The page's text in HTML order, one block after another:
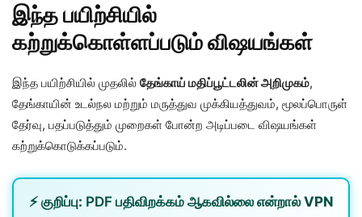
இந்த பயிற்சியில்
கற்றுக்கொள்ளப்படும் விஷயங்கள்
இந்த பயிற்சியில் முதலில் தேங்காய் மதிப்பூட்டலின் அறிமுகம்,
தேங்காயின் உடல்நல மற்றும் மருத்துவ முக்கியத்துவம், மூலப்பொருள்
தேர்வு, பதப்படுத்தும் முறைகள் போன்ற அடிப்படை விஷயங்கள்
கற்றுக்கொடுக்கப்படும்.
⚡ குறிப்பு: PDF பதிவிறக்கம் ஆகவில்லை என்றால் VPN